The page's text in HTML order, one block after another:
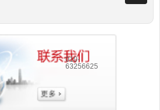
010-
63256625